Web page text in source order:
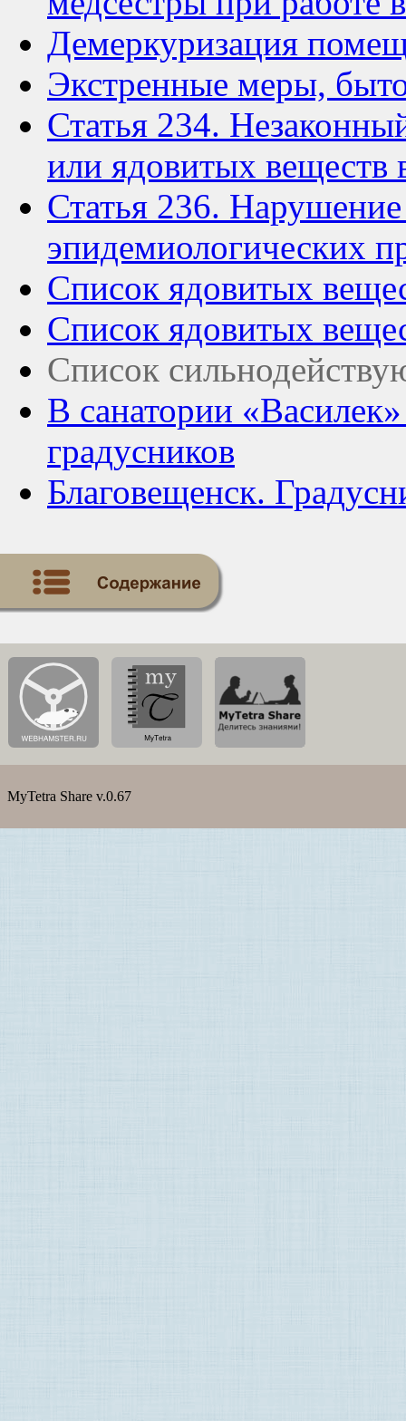
Демеркуризация
Экстренные меры,
Статья 234.
или ядовитых веществ
Статья 236.
эпидемиологических
Список ядовитых
Список ядовитых
Список
В санатории
градусников
Благовещенск.
MyTetra Share v.0.67